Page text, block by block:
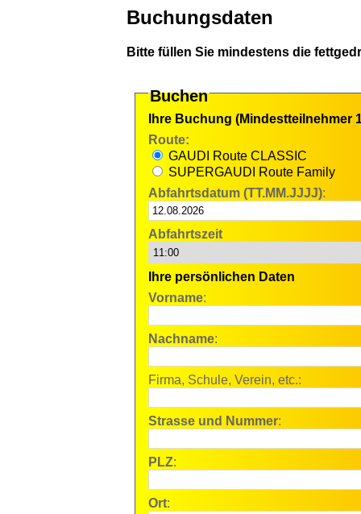
Buchungsdaten
Bitte füllen Sie mindestens die
Buchen
Ihre Buchung (Mindestteilnehmer
Route:
GAUDI Route CLASSIC
SUPERGAUDI Route Family
Abfahrtsdatum (TT.MM.JJJJ):
Abfahrtszeit
Ihre persönlichen Daten
Vorname:
Nachname:
Firma, Schule, Verein, etc.:
Strasse und Nummer:
PLZ:
Ort: